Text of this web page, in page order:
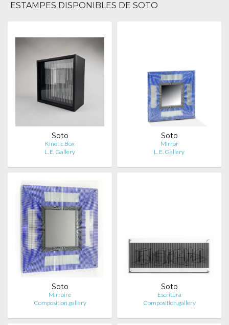
ESTAMPES DISPONIBLES DE SOTO
Soto
Kinetic Box
L. E. Gallery
Soto
MIrror
L. E. Gallery
Soto
Mirroire
Composition.gallery
Soto
Escritura
Composition.gallery